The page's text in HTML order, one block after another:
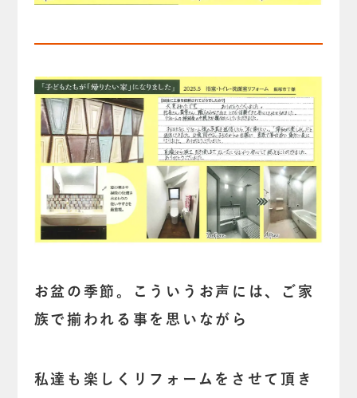
お盆の季節。こういうお声には、ご家
族で揃われる事を思いながら
私達も楽しくリフォームをさせて頂き